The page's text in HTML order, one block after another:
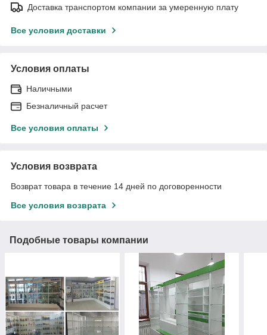
Доставка транспортом компании за умеренную плату
Все условия доставки
Условия оплаты
Наличными
Безналичный расчет
Все условия оплаты
Условия возврата
Возврат товара в течение 14 дней по договоренности
Все условия возврата
Подобные товары компании